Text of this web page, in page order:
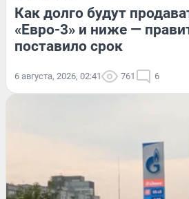
Как долго будут
«Евро-3» и ниже —
поставило срок
6 августа, 2026, 02:41 761 6